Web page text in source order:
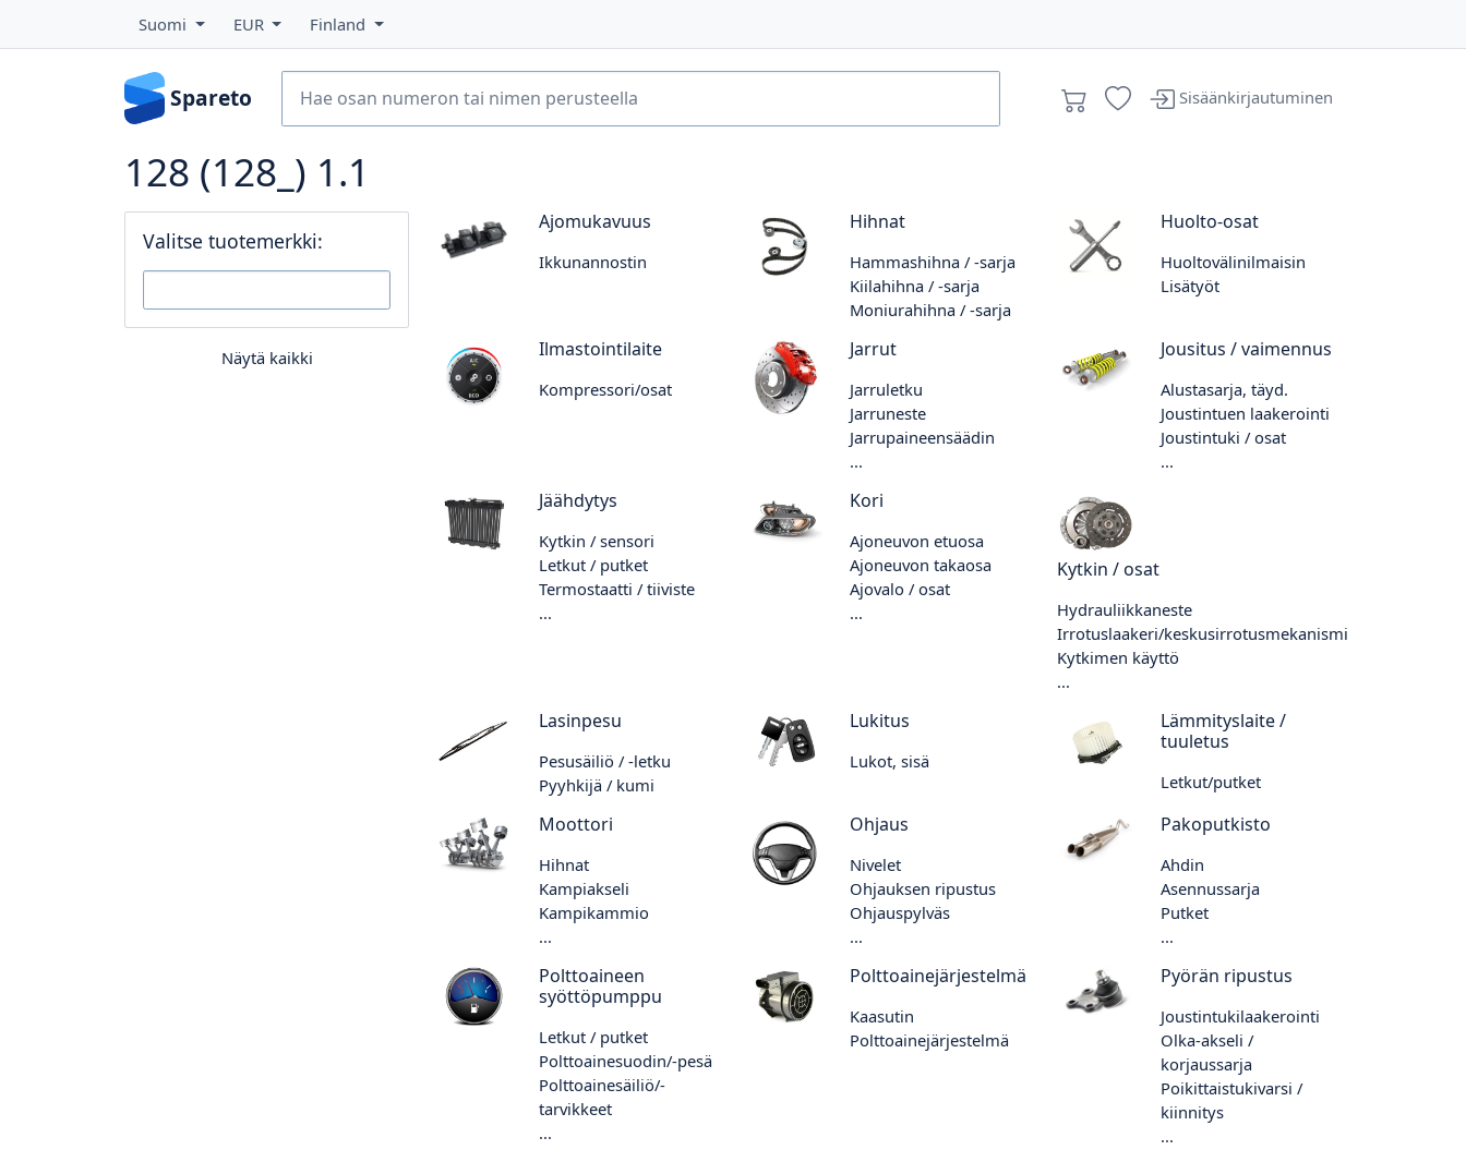
Suomi EUR Finland
Spareto Sisäänkirjautuminen
128 (128_) 1.1
Valitse tuotemerkki:
Näytä kaikki
Ajomukavuus
Ikkunannostin
Hihnat
Hammashihna / -sarja
Kiilahihna / -sarja
Moniurahihna / -sarja
Huolto-osat
Huoltovälinilmaisin
Lisätyöt
Ilmastointilaite
Kompressori/osat
Jarrut
Jarruletku
Jarruneste
Jarrupaineensäädin
...
Jousitus / vaimennus
Alustasarja, täyd.
Joustintuen laakerointi
Joustintuki / osat
...
Jäähdytys
Kytkin / sensori
Letkut / putket
Termostaatti / tiiviste
...
Kori
Ajoneuvon etuosa
Ajoneuvon takaosa
Ajovalo / osat
...
Kytkin / osat
Hydrauliikkaneste
Irrotuslaakeri/keskusirrotusmekanismi
Kytkimen käyttö
...
Lasinpesu
Pesusäiliö / -letku
Pyyhkijä / kumi
Lukitus
Lukot, sisä
Lämmityslaite /
tuuletus
Letkut/putket
Moottori
Hihnat
Kampiakseli
Kampikammio
...
Ohjaus
Nivelet
Ohjauksen ripustus
Ohjauspylväs
...
Pakoputkisto
Ahdin
Asennussarja
Putket
...
Polttoaineen
syöttöpumppu
Letkut / putket
Polttoainesuodin/-pesä
Polttoainesäiliö/-
tarvikkeet
...
Polttoainejärjestelmä
Kaasutin
Polttoainejärjestelmä
Pyörän ripustus
Joustintukilaakerointi
Olka-akseli /
korjaussarja
Poikittaistukivarsi /
kiinnitys
...